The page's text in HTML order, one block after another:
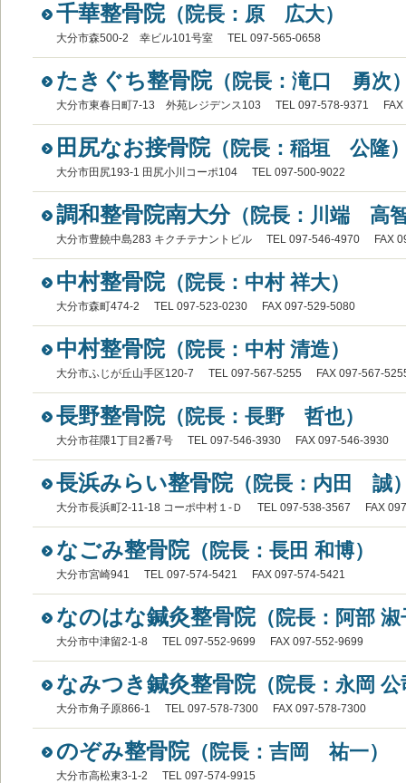
千華整骨院（院長：原 広大）
大分市森500‐2 幸ビル101号室 TEL 097-565-0658
たきぐち整骨院（院長：滝口 勇次
大分市東春日町7-13 外苑レジデンス103 TEL 097-578-9371
田尻なお接骨院（院長：稲垣 公隆
大分市田尻193-1 田尻小川コーポ104 TEL 097-500-9022
調和整骨院南大分（院長：川端 高
大分市豊饒中島283 キクチテナントビル TEL 097-546-4970 FAX
中村整骨院（院長：中村 祥大）
大分市森町474-2 TEL 097-523-0230 FAX 097-529-5080
中村整骨院（院長：中村 清造）
大分市ふじが丘山手区120-7 TEL 097-567-5255 FAX 097-567-
長野整骨院（院長：長野 哲也）
大分市荏隈1丁目2番7号 TEL 097-546-3930 FAX 097-546-3930
長浜みらい整骨院（院長：内田 誠
大分市長浜町2-11-18 コーポ中村１-Ｄ TEL 097-538-3567 FAX
なごみ整骨院（院長：長田 和博）
大分市宮崎941 TEL 097-574-5421 FAX 097-574-5421
なのはな鍼灸整骨院（院長：阿部 淑
大分市中津留2-1-8 TEL 097-552-9699 FAX 097-552-9699
なみつき鍼灸整骨院（院長：永岡 公
大分市角子原866-1 TEL 097-578-7300 FAX 097-578-7300
のぞみ整骨院（院長：吉岡 祐一）
大分市高松東3-1-2 TEL 097-574-9915